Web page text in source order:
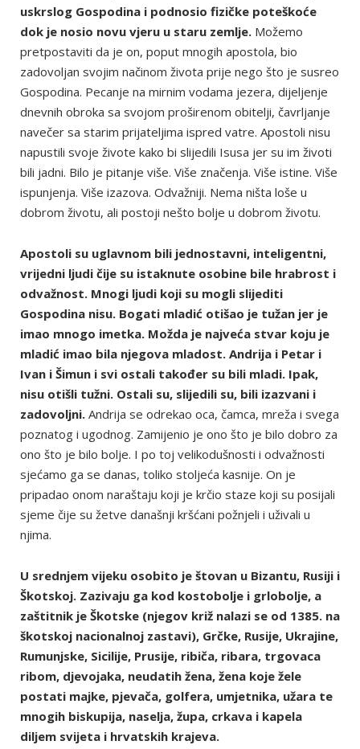
uskrslog Gospodina i podnosio fizičke poteškoće
dok je nosio novu vjeru u staru zemlje. Možemo
pretpostaviti da je on, poput mnogih apostola, bio
zadovoljan svojim načinom života prije nego što je susreo
Gospodina. Pecanje na mirnim vodama jezera, dijeljenje
dnevnih obroka sa svojom proširenom obitelji, čavrljanje
navečer sa starim prijateljima ispred vatre. Apostoli nisu
napustili svoje živote kako bi slijedili Isusa jer su im životi
bili jadni. Bilo je pitanje više. Više značenja. Više istine. Više
ispunjenja. Više izazova. Odvažniji. Nema ništa loše u
dobrom životu, ali postoji nešto bolje u dobrom životu.
Apostoli su uglavnom bili jednostavni, inteligentni,
vrijedni ljudi čije su istaknute osobine bile hrabrost i
odvažnost. Mnogi ljudi koji su mogli slijediti
Gospodina nisu. Bogati mladić otišao je tužan jer je
imao mnogo imetka. Možda je najveća stvar koju je
mladić imao bila njegova mladost. Andrija i Petar i
Ivan i Šimun i svi ostali također su bili mladi. Ipak,
nisu otišli tužni. Ostali su, slijedili su, bili izazvani i
zadovoljni. Andrija se odrekao oca, čamca, mreža i svega
poznatog i ugodnog. Zamijenio je ono što je bilo dobro za
ono što je bilo bolje. I po toj velikodušnosti i odvažnosti
sjećamo ga se danas, toliko stoljeća kasnije. On je
pripadao onom naraštaju koji je krčio staze koji su posijali
sjeme čije su žetve današnji kršćani požnjeli i uživali u
njima.
U srednjem vijeku osobito je štovan u Bizantu, Rusiji i
Škotskoj. Zazivaju ga kod kostobolje i grlobolje, a
zaštitnik je Škotske (njegov križ nalazi se od 1385. na
škotskoj nacionalnoj zastavi), Grčke, Rusije, Ukrajine,
Rumunjske, Sicilije, Prusije, ribiča, ribara, trgovaca
ribom, djevojaka, neudatih žena, žena koje žele
postati majke, pjevača, golfera, umjetnika, užara te
mnogih biskupija, naselja, župa, crkava i kapela
diljem svijeta i hrvatskih krajeva.